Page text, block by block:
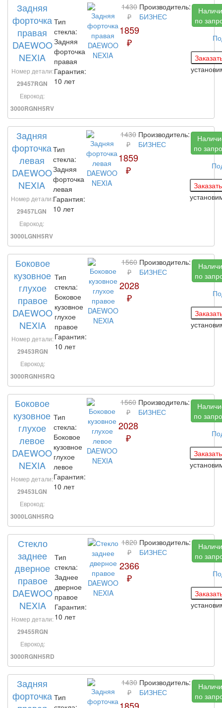
Задняя
форточка
правая
DAEWOO
NEXIA
Номер детали:
29457RGN
Еврокод:
3000RGNH5RV
Тип
стекла:
Задняя
форточка
правая
Гарантия:
10 лет
1430
₽
1859
₽
Производитель:
БИЗНЕС
по
Задняя
форточка
левая
DAEWOO
NEXIA
Номер детали:
29457LGN
Еврокод:
3000LGNH5RV
Тип
стекла:
Задняя
форточка
левая
Гарантия:
10 лет
1430
₽
1859
₽
Производитель:
БИЗНЕС
по
Боковое
кузовное
глухое
правое
DAEWOO
NEXIA
Номер детали:
29453RGN
Еврокод:
3000RGNH5RQ
Тип
стекла:
Боковое
кузовное
глухое
правое
Гарантия:
10 лет
1560
₽
2028
₽
Производитель:
БИЗНЕС
по
Боковое
кузовное
глухое
левое
DAEWOO
NEXIA
Номер детали:
29453LGN
Еврокод:
3000LGNH5RQ
Тип
стекла:
Боковое
кузовное
глухое
левое
Гарантия:
10 лет
1560
₽
2028
₽
Производитель:
БИЗНЕС
по
Стекло
заднее
дверное
правое
DAEWOO
NEXIA
Номер детали:
29455RGN
Еврокод:
3000RGNH5RD
Тип
стекла:
Заднее
дверное
правое
Гарантия:
10 лет
1820
₽
2366
₽
Производитель:
БИЗНЕС
по
Задняя
форточка Тип
1430
₽
1859
Производитель:
БИЗНЕС
по